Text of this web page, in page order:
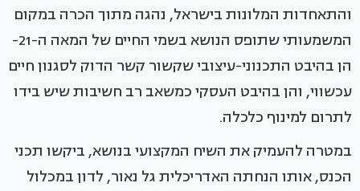
והתאחדות המלונות בישראל, נהגה מתוך הכרה במקום
המשמעותי שתופס הנושא בשמי החיים של המאה ה-21-
הן בהיבט התכנוני-עיצובי שקשור קשר הדוק לסגנון חיים
עכשווי, והן בהיבט העסקי כמשאב רב חשיבות שיש בידו
לתרום למינוף כלכלה.
במטרה להעמיק את השיח המקצועי בנושא, ביקשו תכני
הכנס, אותו הנחתה האדריכלית גל נאור, לדון במכלול